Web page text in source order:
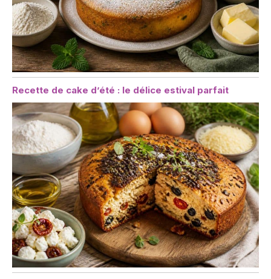
Recette de cake d’été : le délice estival parfait